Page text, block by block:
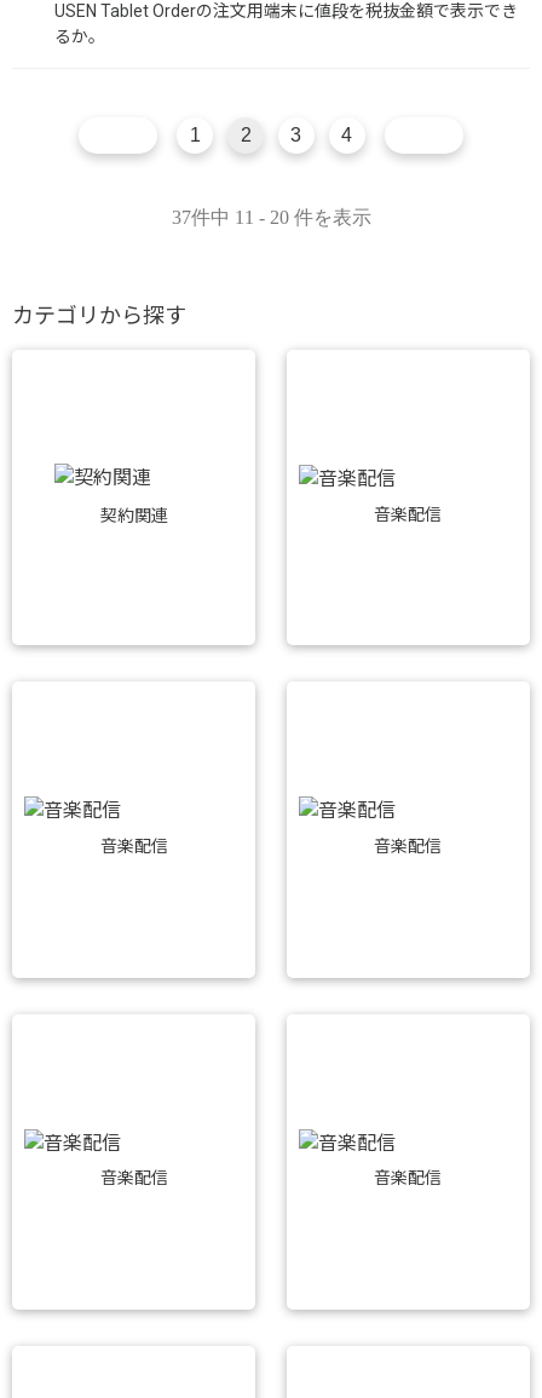
USEN Tablet Orderの注文用端末に値段を税抜金額で表示でき
るか。
37件中 11 - 20 件を表示
1 2 3 4
カテゴリから探す
契約関連 音楽配信
音楽配信 音楽配信
音楽配信 音楽配信